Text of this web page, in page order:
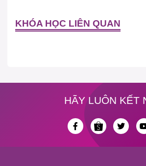
KHÓA HỌC LIÊN QUAN
HÃY LUÔN KẾT